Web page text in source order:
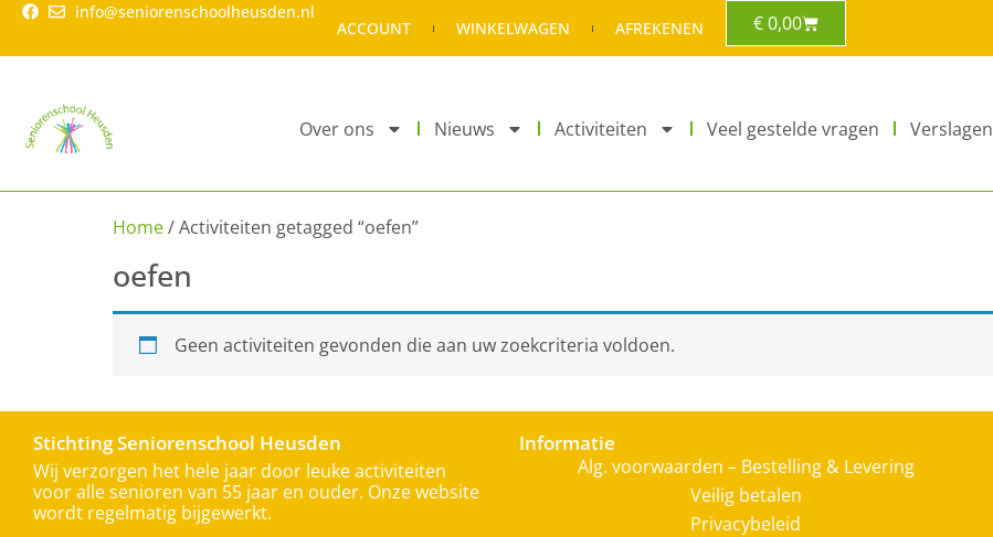
ACCOUNT WINKELWAGEN AFREKENEN
info@seniorenschoolheusden.nl €0,00
Over ons Nieuws Activiteiten Veel gestelde vragen Verslagen
Home/ Activiteiten getagged “oefen”
oefen
Geen activiteiten gevonden die aan uw zoekcriteria voldoen.
Stichting Seniorenschool Heusden
Wij verzorgen het hele jaar door leuke activiteiten
voor alle senioren van 55 jaar en ouder. Onze website
wordt regelmatig bijgewerkt.
Informatie
Alg. voorwaarden – Bestelling & Levering
Veilig betalen
Privacybeleid